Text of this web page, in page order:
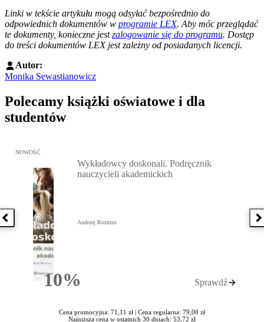
Linki w tekście artykułu mogą odsyłać bezpośrednio do
odpowiednich dokumentów w programie LEX. Aby móc przeglądać
te dokumenty, konieczne jestzalogowanie się do programu. Dostęp
do treści dokumentów LEX jest zależny od posiadanych licencji.
Autor:
Monika Sewastianowicz
Polecamy książki oświatowe i dla
studentów
Poprzednia książka
Przejdź do: Wykładowcy doskonali. Podręcznik nauczycieli
NOWOŚĆ
10%Rabatu
Wykładowcy doskonali. Podręcznik
nauczycieli akademickich
Andrzej Rozmus
Sprawdź
Cena promocyjna: 71,11 zł | Cena regularna: 79,00 zł
Najniższa cena w ostatnich 30 dniach: 53,72 zł